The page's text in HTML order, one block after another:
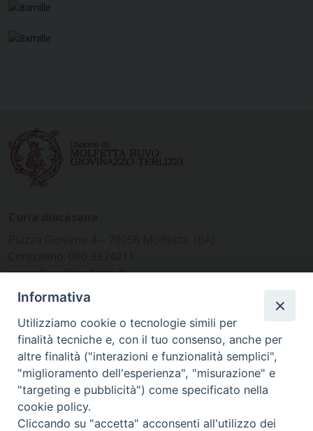
www.diocesimolfetta.it –
diocesimolfetta@pec.chiesacattolica.it
Ufficio Comunicazioni sociali
Piazza Giovene 4 – 70056 Molfetta (BA)
comunicazionisociali@diocesimolfetta.it
SEGUICI SU
Informativa
Utilizziamo cookie o tecnologie simili per
finalità tecniche e, con il tuo consenso, anche per
altre finalità ("interazioni e funzionalità semplici",
"miglioramento dell'esperienza", "misurazione" e
"targeting e pubblicità") come specificato nella
cookie policy.
Cliccando su "accetta" acconsenti all'utilizzo dei